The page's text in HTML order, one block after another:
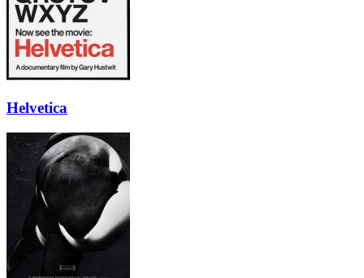
Helvetica